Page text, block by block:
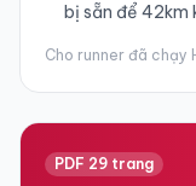
bị sẵn để 42km
Cho runner đã chạy
PDF 29 trang